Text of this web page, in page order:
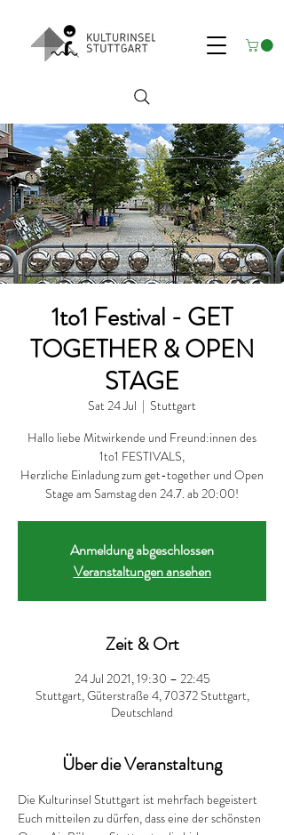
1to1 Festival - GET
TOGETHER & OPEN
STAGE
Sat 24 Jul
  |
Stuttgart
Hallo liebe Mitwirkende und Freund:innen des
1to1 FESTIVALS,
Herzliche Einladung zum get-together und Open
Stage am Samstag den 24.7. ab 20:00!
Anmeldung abgeschlossen
Veranstaltungen ansehen
Zeit & Ort
24 Jul 2021, 19:30 – 22:45
Stuttgart, Güterstraße 4, 70372 Stuttgart,
Deutschland
Über die Veranstaltung
Die Kulturinsel Stuttgart ist mehrfach begeistert
Euch mitteilen zu dürfen, dass eine der schönsten